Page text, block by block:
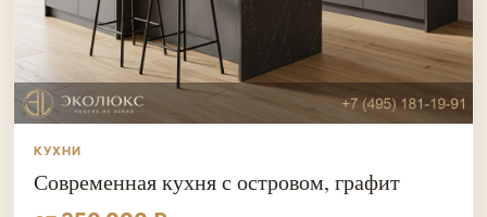
КУХНИ
Современная кухня с островом, графит